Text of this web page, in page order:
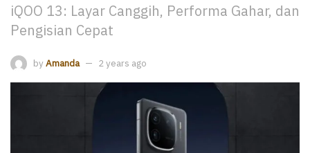
iQOO 13: Layar Canggih, Performa Gahar, dan
Pengisian Cepat
by Amanda 2 years ago